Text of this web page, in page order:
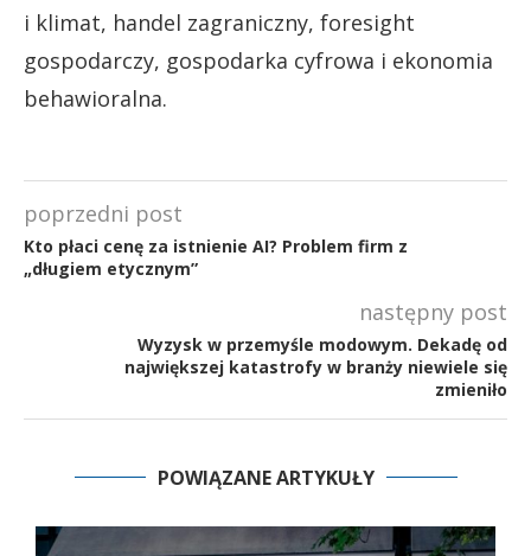
i klimat, handel zagraniczny, foresight
gospodarczy, gospodarka cyfrowa i ekonomia
behawioralna.
poprzedni post
Kto płaci cenę za istnienie AI? Problem firm z
„długiem etycznym”
następny post
Wyzysk w przemyśle modowym. Dekadę od
największej katastrofy w branży niewiele się
zmieniło
POWIĄZANE ARTYKUŁY